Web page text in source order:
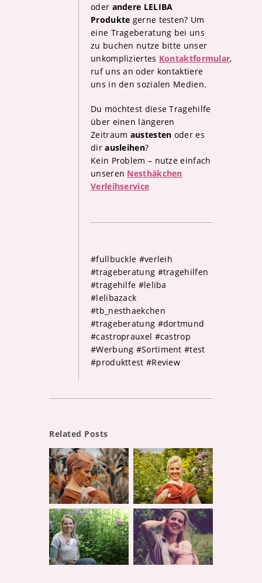
oder andere LELIBA
Produkte gerne testen? Um
eine Trageberatung bei uns
zu buchen nutze bitte unser
unkompliziertes Kontaktformular,
ruf uns an oder kontaktiere
uns in den sozialen Medien.
Du möchtest diese Tragehilfe
über einen längeren
Zeitraum austesten oder es
dirausleihen?
Kein Problem – nutze einfach
unseren Nesthäkchen
Verleihservice
#fullbuckle #verleih
#trageberatung #tragehilfen
#tragehilfe #leliba
#lelibazack
#tb_nesthaekchen
#trageberatung #dortmund
#castroprauxel #castrop
#Werbung #Sortiment #test
#produkttest #Review
Related Posts